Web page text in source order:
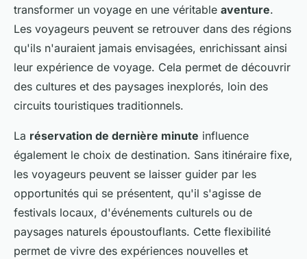
transformer un voyage en une véritable aventure.
Les voyageurs peuvent se retrouver dans des régions
qu'ils n'auraient jamais envisagées, enrichissant ainsi
leur expérience de voyage. Cela permet de découvrir
des cultures et des paysages inexplorés, loin des
circuits touristiques traditionnels.
La réservation de dernière minute influence
également le choix de destination. Sans itinéraire fixe,
les voyageurs peuvent se laisser guider par les
opportunités qui se présentent, qu'il s'agisse de
festivals locaux, d'événements culturels ou de
paysages naturels époustouflants. Cette flexibilité
permet de vivre des expériences nouvelles et